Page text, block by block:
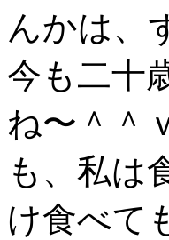
んかは、
今も二十
ね〜＾＾
も、私は
け食べて